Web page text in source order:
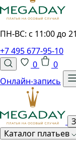
ПН-ВС: с 11:00 до
+7 495 677-95-10
0
0
Онлайн-запись
Каталог платьев